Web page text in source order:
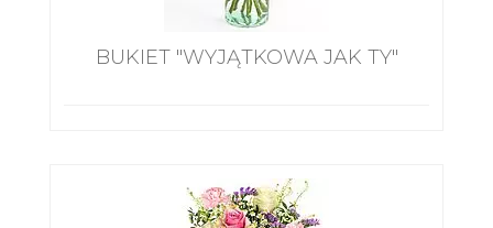
BUKIET "WYJĄTKOWA JAK TY"